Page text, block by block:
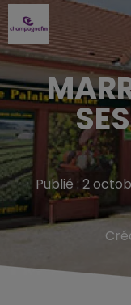
Publié : 2